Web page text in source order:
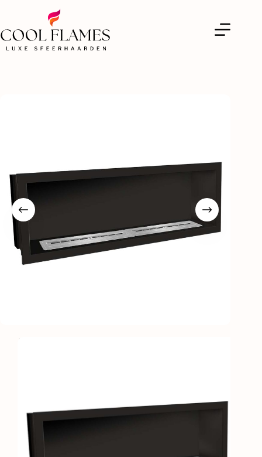
€ 6.340,00
Toevoegen aan winkelwagen